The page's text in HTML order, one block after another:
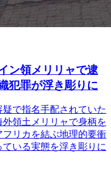
ン領メリリャで逮
犯罪が浮き彫りに
で指名手配されていた
領土メリリャで身柄を
リカを結ぶ地理的要衝
いる実態を浮き彫りに